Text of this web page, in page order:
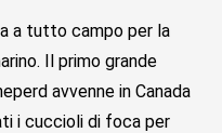
a tutto campo per la
Il primo grande
avvenne in Canada
i cuccioli di foca per